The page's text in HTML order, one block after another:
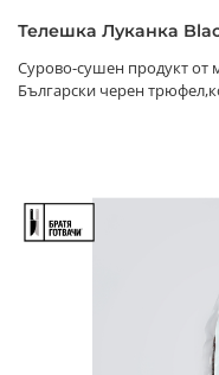
Телешка Луканка
Сурово-сушен продукт от
Български черен